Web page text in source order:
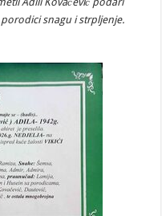
snagu i strpljenje.